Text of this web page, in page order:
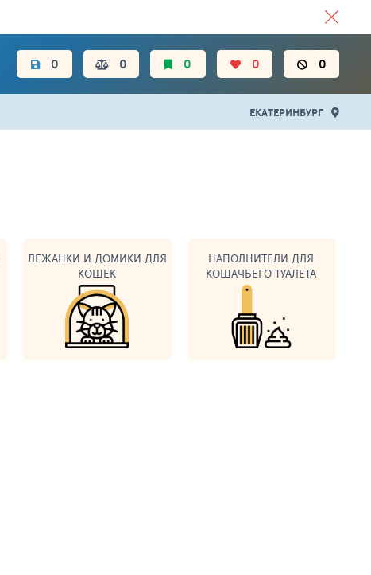
ЦЕН.
0 0 0 0 0
ЕКАТЕРИНБУРГ
ЛЕЖАНКИ И ДОМИКИ ДЛЯ
КОШЕК
НАПОЛНИТЕЛИ ДЛЯ
КОШАЧЬЕГО ТУАЛЕТА